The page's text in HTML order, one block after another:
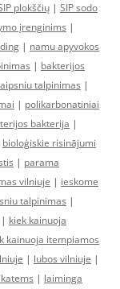
plokščių | SIP sodo
įrenginims |
| namu apyvokos
| bakterijos
talpinimas |
| polikarbonatiniai
bakterija |
bioloģiskie risinājumi
| parama
vilniuje | ieskome
talpinimas |
| kiek kainuoja
kainuoja itempiamos
| lubos vilniuje |
| laiminga